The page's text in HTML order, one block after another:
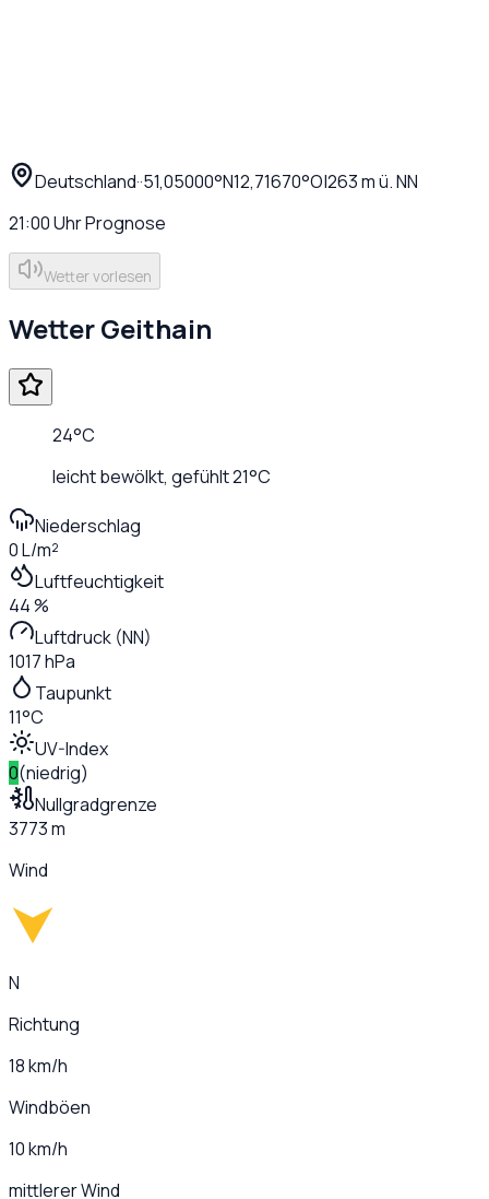
Deutschland··51,05000°N12,71670°O|263m ü. NN
21:00UhrPrognose
Wetter vorlesen
WetterGeithain
24°C
leicht bewölkt, gefühlt21°C
Niederschlag
0 L/m²
Luftfeuchtigkeit
44 %
Luftdruck (NN)
1017 hPa
Taupunkt
11°C
UV-Index
0(niedrig)
Nullgradgrenze
3773 m
Wind
N
Richtung
18 km/h
Windböen
10 km/h
mittlerer Wind